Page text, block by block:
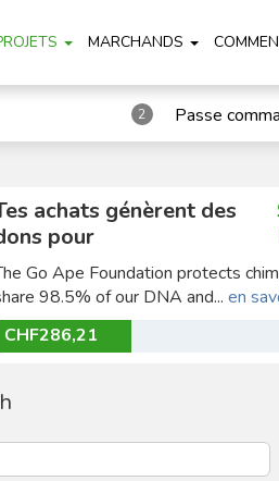
MARCHANDS
2 Passe
achats génèrent des
pour
Go Ape Foundation protects
98.5% of our DNA and... en
CHF286,21